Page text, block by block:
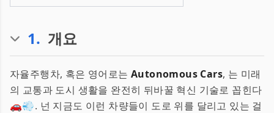
1. 개요
자율주행차, 혹은 영어로는 Autonomous Cars, 는 미래
의 교통과 도시 생활을 완전히 뒤바꿀 혁신 기술로 꼽힌다
🚗💨. 넌 지금도 이런 차량들이 도로 위를 달리고 있는 걸